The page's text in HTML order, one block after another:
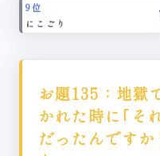
9位
にこごり
お題135：地獄
かれた時に｢そ
だったんですか